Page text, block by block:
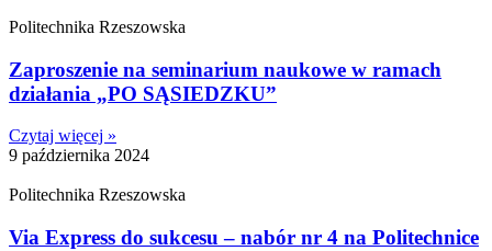
Politechnika Rzeszowska
Zaproszenie na seminarium naukowe w ramach
działania „PO SĄSIEDZKU”
Czytaj więcej »
9 października 2024
Politechnika Rzeszowska
Via Express do sukcesu – nabór nr 4 na Politechnice